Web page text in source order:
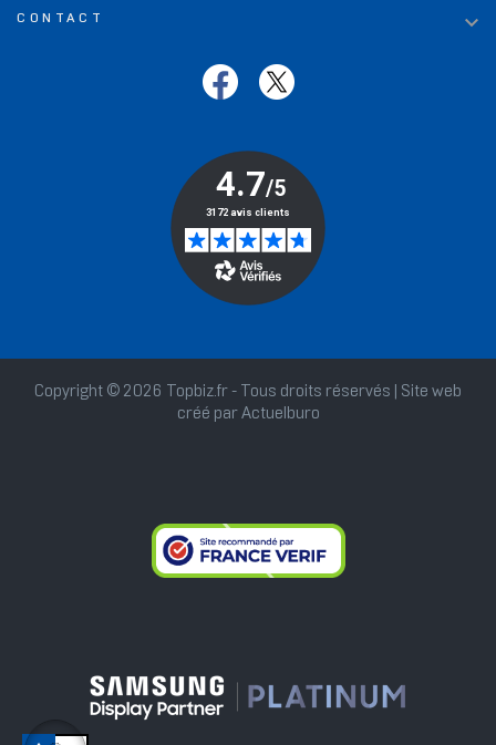
CONTACT 
Copyright © 2026 Topbiz.fr - Tous droits réservés | Site web
créé par Actuelburo